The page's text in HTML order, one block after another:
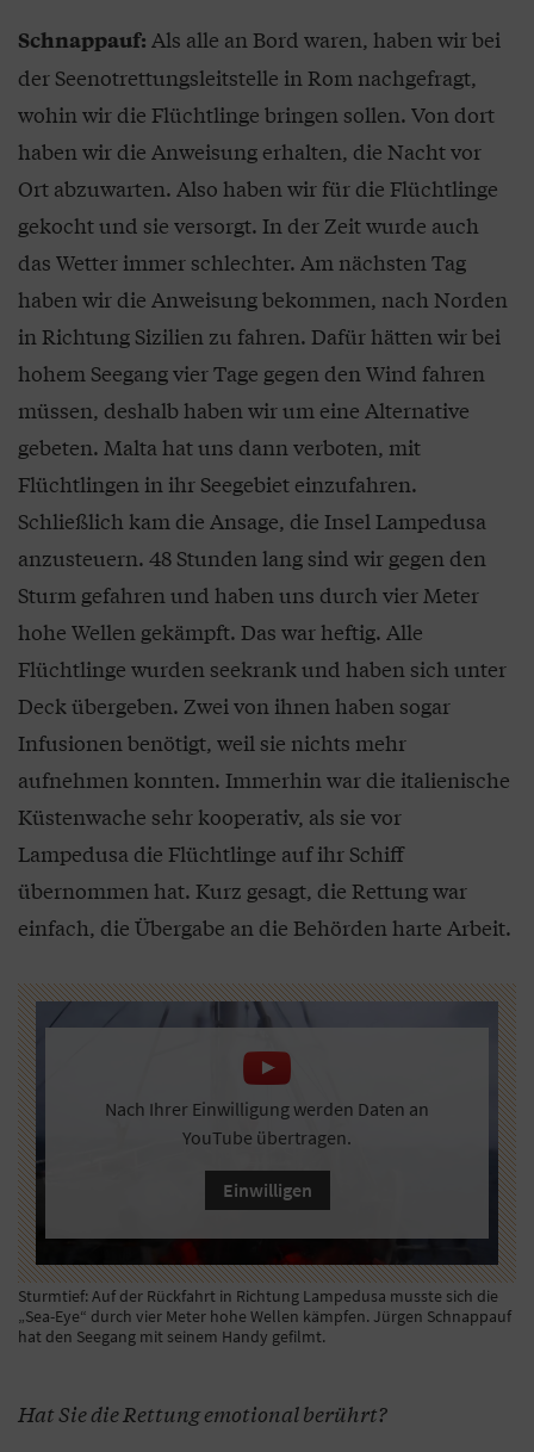
Schnappauf: Als alle an Bord waren, haben wir bei
der Seenotrettungsleitstelle in Rom nachgefragt,
wohin wir die Flüchtlinge bringen sollen. Von dort
haben wir die Anweisung erhalten, die Nacht vor
Ort abzuwarten. Also haben wir für die Flüchtlinge
gekocht und sie versorgt. In der Zeit wurde auch
das Wetter immer schlechter. Am nächsten Tag
haben wir die Anweisung bekommen, nach Norden
in Richtung Sizilien zu fahren. Dafür hätten wir bei
hohem Seegang vier Tage gegen den Wind fahren
müssen, deshalb haben wir um eine Alternative
gebeten. Malta hat uns dann verboten, mit
Flüchtlingen in ihr Seegebiet einzufahren.
Schließlich kam die Ansage, die Insel Lampedusa
anzusteuern. 48 Stunden lang sind wir gegen den
Sturm gefahren und haben uns durch vier Meter
hohe Wellen gekämpft. Das war heftig. Alle
Flüchtlinge wurden seekrank und haben sich unter
Deck übergeben. Zwei von ihnen haben sogar
Infusionen benötigt, weil sie nichts mehr
aufnehmen konnten. Immerhin war die italienische
Küstenwache sehr kooperativ, als sie vor
Lampedusa die Flüchtlinge auf ihr Schiff
übernommen hat. Kurz gesagt, die Rettung war
einfach, die Übergabe an die Behörden harte Arbeit.
Nach Ihrer Einwilligung werden Daten an
YouTube übertragen.
Einwilligen
Sturmtief: Auf der Rückfahrt in Richtung Lampedusa musste sich die
„Sea-Eye“ durch vier Meter hohe Wellen kämpfen. Jürgen Schnappauf
hat den Seegang mit seinem Handy gefilmt.
Hat Sie die Rettung emotional berührt?